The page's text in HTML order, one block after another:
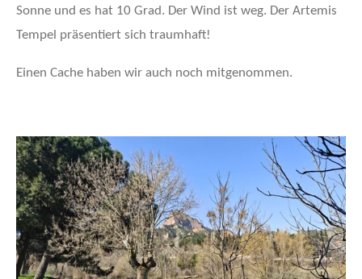
Sonne und es hat 10 Grad. Der Wind ist weg. Der Artemis
Tempel präsentiert sich traumhaft!
Einen Cache haben wir auch noch mitgenommen.